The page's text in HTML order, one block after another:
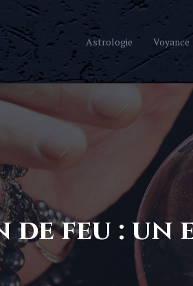
Voyance
Astrologie
de feu :